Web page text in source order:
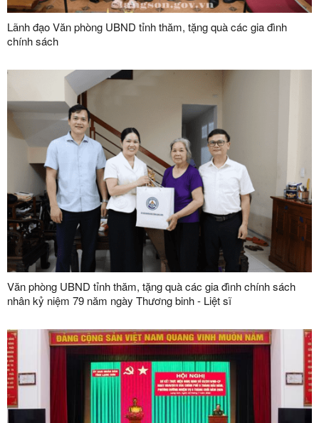
Lãnh đạo Văn phòng UBND tỉnh thăm, tặng quà các gia đình
chính sách
Văn phòng UBND tỉnh thăm, tặng quà các gia đình chính sách
nhân kỷ niệm 79 năm ngày Thương binh - Liệt sĩ